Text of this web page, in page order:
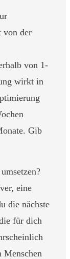
von der
von 1-
wirkt in
Gib
eine
die nächste
für dich
Menschen